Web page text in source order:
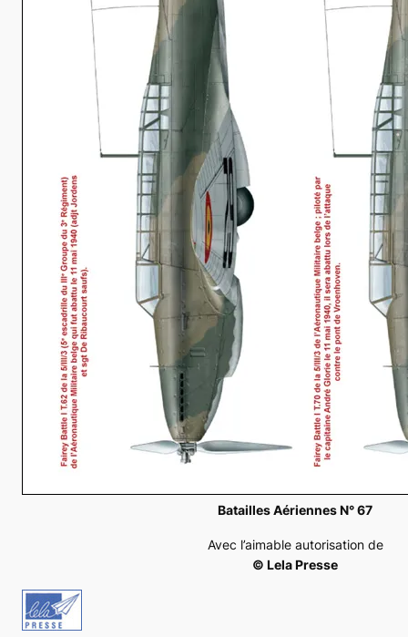
Batailles Aériennes N° 67
Avec l’aimable autorisation de
© Lela Presse